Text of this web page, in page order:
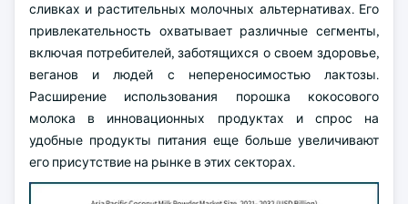
сливках и растительных молочных альтернативах. Его
привлекательность охватывает различные сегменты,
включая потребителей, заботящихся о своем здоровье,
веганов и людей с непереносимостью лактозы.
Расширение использования порошка кокосового
молока в инновационных продуктах и спрос на
удобные продукты питания еще больше увеличивают
его присутствие на рынке в этих секторах.